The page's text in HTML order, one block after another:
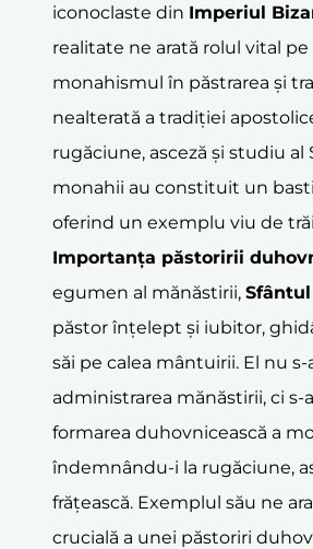
iconoclaste din Imperiul
realitate ne arată rolul vital pe
monahismul în păstrarea și
nealterată a tradiției
rugăciune, asceză și studiu
monahii au constituit un
oferind un exemplu viu de
Importanța păstoririi
egumen al mănăstirii,
păstor înțelept și iubitor,
săi pe calea mântuirii. El nu
administrarea mănăstirii, ci s-
formarea duhovnicească a
îndemnându-i la rugăciune,
frățească. Exemplul său ne
crucială a unei păstoriri